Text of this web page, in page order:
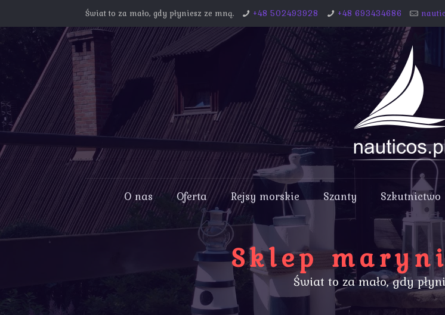
Świat to za mało, gdy płyniesz ze mną. +48 502493928 +48 693434686
O nas Oferta Rejsy morskie Szanty Szkutnictwo
Sklep
Świat to za mało, gdy